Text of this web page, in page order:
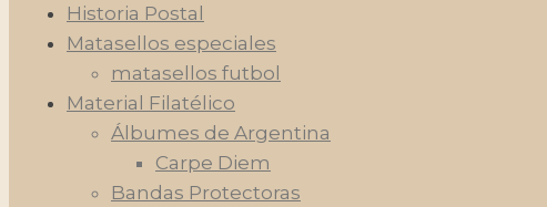
Historia Postal
Matasellos especiales
matasellos futbol
Material Filatélico
Álbumes de Argentina
Carpe Diem
Bandas Protectoras